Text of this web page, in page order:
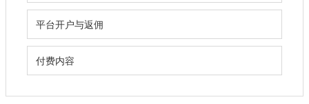
平台开户与返佣
付费内容